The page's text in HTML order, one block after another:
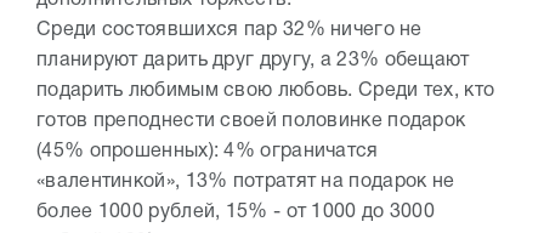
Среди состоявшихся пар 32% ничего не
планируют дарить друг другу, а 23% обещают
подарить любимым свою любовь. Среди тех, кто
готов преподнести своей половинке подарок
(45% опрошенных): 4% ограничатся
«валентинкой», 13% потратят на подарок не
более 1000 рублей, 15% - от 1000 до 3000